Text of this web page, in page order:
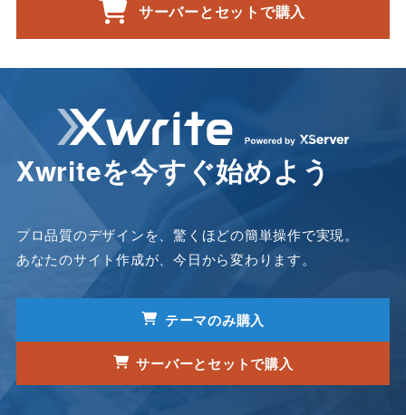
サーバーとセットで購入
Xwriteを今すぐ始めよう
プロ品質のデザインを、驚くほどの簡単操作で実現。
あなたのサイト作成が、今日から変わります。
テーマのみ購入
サーバーとセットで購入